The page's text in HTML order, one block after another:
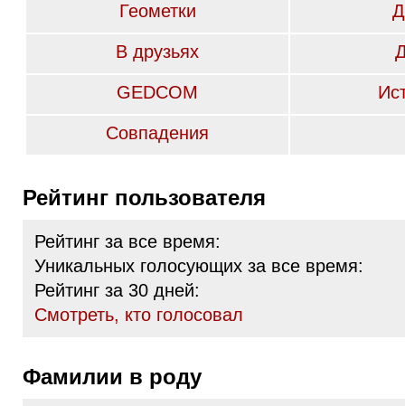
Геометки
В друзьях
GEDCOM
Совпадения
Рейтинг пользователя
Рейтинг за все время:
Уникальных голосующих за все время:
Рейтинг за 30 дней:
Cмотреть, кто голосовал
Фамилии в роду